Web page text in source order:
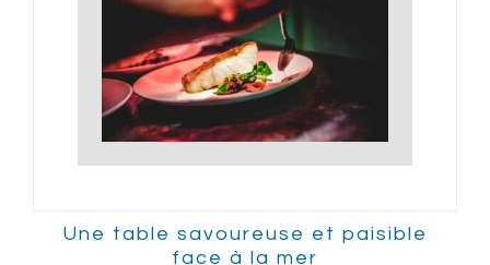
Une table savoureuse et paisible
face à la mer